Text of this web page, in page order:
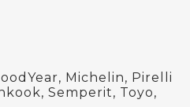
Michelin, Pirelli
Semperit, Toyo,